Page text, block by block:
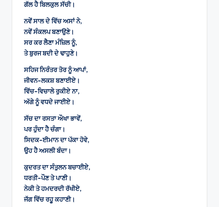
ਗੱਲ ਹੈ ਬਿਲਕੁਲ ਸੱਚੀ।
ਨਵੇਂ ਸਾਲ ਦੇ ਵਿੱਚ ਅਸਾਂ ਨੇ,
ਨਵੇਂ ਸੰਕਲਪ ਬਣਾਉਣੇ।
ਸਰ ਕਰ ਲੈਣਾ ਮੰਜ਼ਿਲ ਨੂੰ,
ਤੇ ਬੁਰਜ ਬਦੀ ਦੇ ਢਾਹੁਣੇ।
ਸਹਿਜ ਨਿਰੰਤਰ ਤੋਰ ਨੂੰ ਆਪਾਂ,
ਜੀਵਨ-ਲਕਸ਼ ਬਣਾਈਏ।
ਵਿੱਚ-ਵਿਚਾਲੇ ਰੁਕੀਏ ਨਾ,
ਅੱਗੇ ਨੂੰ ਵਧਦੇ ਜਾਈਏ।
ਸੱਚ ਦਾ ਰਸਤਾ ਔਖਾ ਭਾਵੇਂ,
ਪਰ ਹੁੰਦਾ ਹੈ ਚੰਗਾ।
ਸਿਦਕ-ਈਮਾਨ ਦਾ ਪੱਕਾ ਹੋਵੇ,
ਉਹ ਹੈ ਅਸਲੀ ਬੰਦਾ।
ਕੁਦਰਤ ਦਾ ਸੰਤੁਲਨ ਬਚਾਈਏ,
ਧਰਤੀ-ਪੌਣ ਤੇ ਪਾਣੀ।
ਨੇਕੀ ਤੇ ਹਮਦਰਦੀ ਰੱਖੀਏ,
ਜੱਗ ਵਿੱਚ ਰਹੂ ਕਹਾਣੀ।